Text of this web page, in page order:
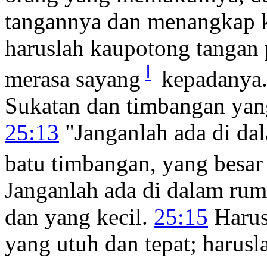
tangannya dan
haruslah kaupotong
merasa sayang l
Sukatan dan timbangan
25:13 "Janganlah ada di
batu timbangan, yang
Janganlah ada di dalam
dan yang kecil. 25:15
yang utuh dan tepat;